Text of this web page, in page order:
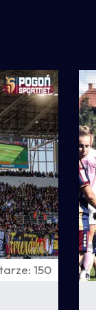
150